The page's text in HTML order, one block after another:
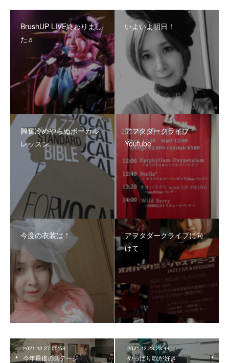
BrushUP LIVE終わりまし
た♬
いよいよ明日！
興奮冷めやらぬボーカル
レッスン
アフタダークライブ
Youtube
今度の衣装は！
アフタダークライブに向
けて
2021.12.27 00:58
今年最後のステージ
2021.12.23 23:44
やっぱり歌が好き